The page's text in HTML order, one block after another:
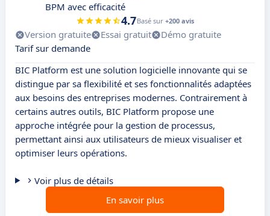
BPM avec efficacité
4.7Basé sur +200 avis
Version gratuite Essai gratuit
Démo gratuite
Tarif sur demande
BIC Platform est une solution logicielle innovante qui se
distingue par sa flexibilité et ses fonctionnalités adaptées
aux besoins des entreprises modernes. Contrairement à
certains autres outils, BIC Platform propose une
approche intégrée pour la gestion de processus,
permettant ainsi aux utilisateurs de mieux visualiser et
optimiser leurs opérations.
Voir plus de détails
En savoir plus